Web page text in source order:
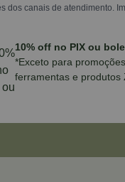
dos canais de atendimento.
10% off no PIX ou
*Exceto para promoções,
ferramentas e produtos